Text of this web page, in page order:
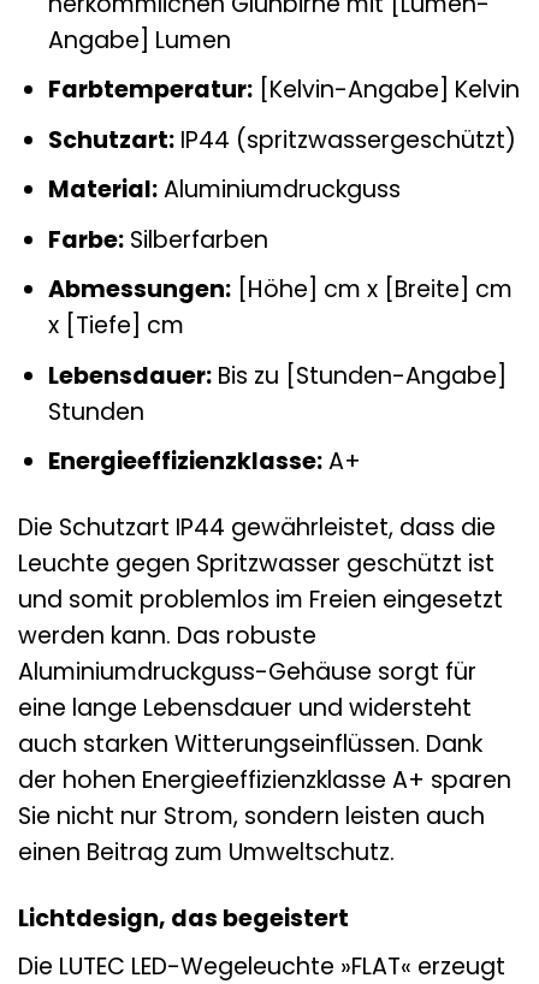
Angabe] Lumen
Farbtemperatur:[Kelvin-Angabe] Kelvin
Schutzart:IP44 (spritzwassergeschützt)
Material:Aluminiumdruckguss
Farbe:Silberfarben
Abmessungen:[Höhe] cm x [Breite] cm
x [Tiefe] cm
Lebensdauer:Bis zu [Stunden-Angabe]
Stunden
Energieeffizienzklasse:A+
Die Schutzart IP44 gewährleistet, dass die
Leuchte gegen Spritzwasser geschützt ist
und somit problemlos im Freien eingesetzt
werden kann. Das robuste
Aluminiumdruckguss-Gehäuse sorgt für
eine lange Lebensdauer und widersteht
auch starken Witterungseinflüssen. Dank
der hohen Energieeffizienzklasse A+ sparen
Sie nicht nur Strom, sondern leisten auch
einen Beitrag zum Umweltschutz.
Lichtdesign, das begeistert
Die LUTEC LED-Wegeleuchte »FLAT« erzeugt